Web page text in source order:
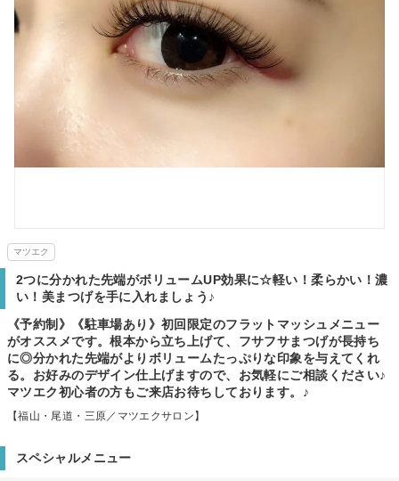
マツエク
2つに分かれた先端がボリュームUP効果に☆軽い！柔らかい！濃
い！美まつげを手に入れましょう♪
《予約制》《駐車場あり》初回限定のフラットマッシュメニュー
がオススメです。根本から立ち上げて、フサフサまつげが長持ち
に◎分かれた先端がよりボリュームたっぷりな印象を与えてくれ
る。お好みのデザイン仕上げますので、お気軽にご相談ください♪
マツエク初心者の方もご来店お待ちしております。♪
【福山・尾道・三原／マツエクサロン】
スペシャルメニュー